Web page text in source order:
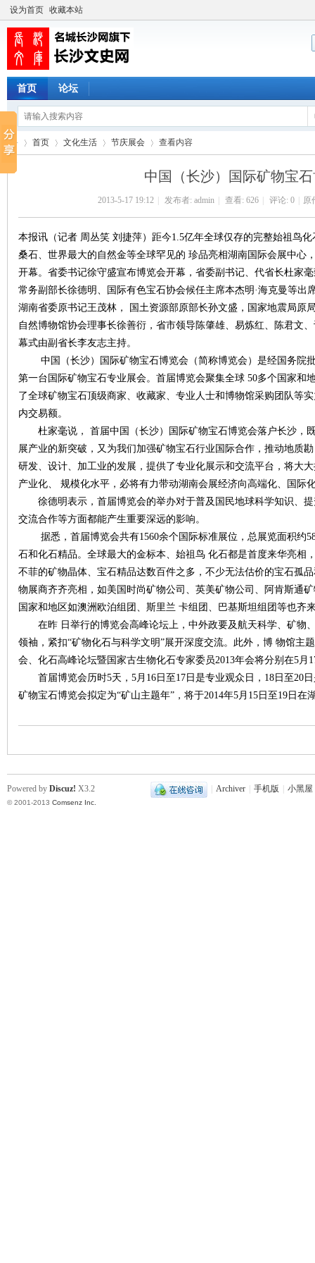
设为首页 收藏本站
首页 论坛
首页 文化生活
›
节庆展会
›
查看内容
中国（长沙）国际矿物宝
2013-5-17 19:12 发布者: admin 查看: 626 评论: 0 原
本报讯（记者 周丛笑 刘捷萍）距今1.5亿年全球仅存的完整始祖鸟
桑石、世界最大的自然金等全球罕见的 珍品亮相湖南国际会展中心
开幕。省委书记徐守盛宣布博览会开幕，省委副书记、代省长杜家
常务副部长徐德明、国际有色宝石协会候任主席本杰明·海克曼等出
湖南省委原书记王茂林， 国土资源部原部长孙文盛，国家地震局原
自然博物馆协会理事长徐善衍，省市领导陈肇雄、易炼红、陈君文
幕式由副省长李友志主持。
中国（长沙）国际矿物宝石博览会（简称博览会）是经国务院
第一台国际矿物宝石专业展会。首届博览会聚集全球 50多个国家和
了全球矿物宝石顶级商家、收藏家、专业人士和博物馆采购团队等
内交易额。
杜家毫说， 首届中国（长沙）国际矿物宝石博览会落户长沙，
展产业的新突破，又为我们加强矿物宝石行业国际合作，推动地质
研发、设计、加工业的发展，提供了专业化展示和交流平台，将大
产业化、 规模化水平，必将有力带动湖南会展经济向高端化、国际
徐德明表示，首届博览会的举办对于普及国民地球科学知识、提
交流合作等方面都能产生重要深远的影响。
据悉，首届博览会共有1560余个国际标准展位，总展览面积约
石和化石精品。全球最大的金标本、始祖鸟 化石都是首度来华亮相
不菲的矿物晶体、宝石精品达数百件之多，不少无法估价的宝石孤
物展商齐齐亮相，如美国时尚矿物公司、英美矿物公司、阿肯斯通
国家和地区如澳洲欧泊组团、斯里兰 卡组团、巴基斯坦组团等也齐
在昨 日举行的博览会高峰论坛上，中外政要及航天科学、矿物
领袖，紧扣“矿物化石与科学文明”展开深度交流。此外，博 物馆主
会、化石高峰论坛暨国家古生物化石专家委员2013年会将分别在5月
首届博览会历时5天，5月16日至17日是专业观众日，18日至20
矿物宝石博览会拟定为“矿山主题年”，将于2014年5月15日至19日在
Archiver 手机版 小黑屋
Powered by Discuz! X3.2
© 2001-2013 Comsenz Inc.